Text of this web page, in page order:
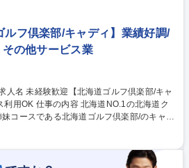
上向上のためのイベント・販促企画の立案
スの保守・点検業務 ★将来的には支配人と
せするキャリアもご用意！ 募集職種
配人候補】ゴルフ場運営大手/スポーツ好
ルフ倶楽部/キャディ】業績好調/
の他サービス業
の北海道ク
コースである北海道ゴルフ倶楽部/のキャデ
ーできるよう、安全確認からプレーのサポ
ーはもとより、他プレーヤーや、他スタッ